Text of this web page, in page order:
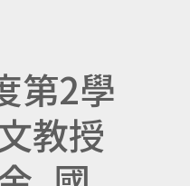
第2學
教授